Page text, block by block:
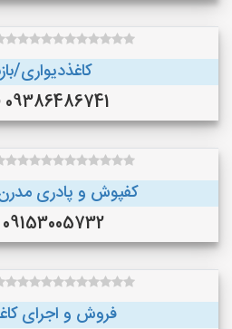
کاغذدیواری/
09386486741 (بوشهر)
کفپوش و پادری
09153005732 (ایلام)
فروش و اجرای